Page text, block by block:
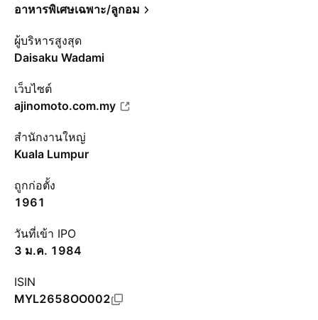
อาหารพิเศษเฉพาะ/ลูกอม
ผู้บริหารสูงสุด
Daisaku Wadami
เว็บไซต์
ajinomoto.com.my
สำนักงานใหญ่
Kuala Lumpur
ถูกก่อตั้ง
1961
วันที่เข้า IPO
3 ม.ค. 1984
ISIN
MYL2658OO002